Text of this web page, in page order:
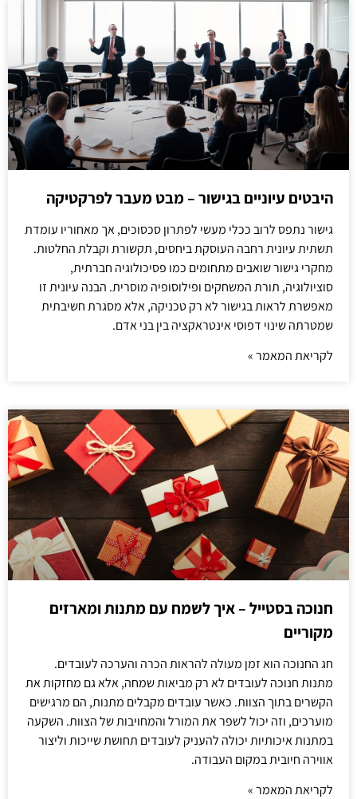
היבטים עיוניים בגישור – מבט מעבר לפרקטיקה
גישור נתפס לרוב ככלי מעשי לפתרון סכסוכים, אך מאחוריו עומדת
תשתית עיונית רחבה העוסקת ביחסים, תקשורת וקבלת החלטות.
מחקרי גישור שואבים מתחומים כמו פסיכולוגיה חברתית,
סוציולוגיה, תורת המשחקים ופילוסופיה מוסרית. הבנה עיונית זו
מאפשרת לראות בגישור לא רק טכניקה, אלא מסגרת חשיבתית
שמטרתה שינוי דפוסי אינטראקציה בין בני אדם.
לקריאת המאמר »
חנוכה בסטייל – איך לשמח עם מתנות ומארזים
מקוריים
חג החנוכה הוא זמן מעולה להראות הכרה והערכה לעובדים.
מתנות חנוכה לעובדים לא רק מביאות שמחה, אלא גם מחזקות את
הקשרים בתוך הצוות. כאשר עובדים מקבלים מתנות, הם מרגישים
מוערכים, וזה יכול לשפר את המורל והמחויבות של הצוות. השקעה
במתנות איכותיות יכולה להעניק לעובדים תחושת שייכות וליצור
אווירה חיובית במקום העבודה.
לקריאת המאמר »